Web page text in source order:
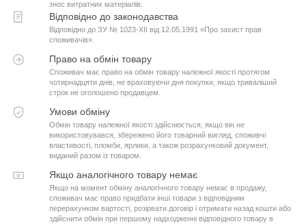
знос витратних матеріалів.
Відповідно до законодавства
Відповідно до ЗУ № 1023-XII від 12.05.1991 «Про захист прав
споживачів».
Право на обмін товару
Споживач має право на обмін товару належної якості протягом
чотирнадцяти днів, не враховуючи дня покупки, якщо триваліший
строк не оголошено продавцем.
Умови обміну
Обмін товару належної якості здійснюється, якщо він не
використовувався, збережено його товарний вигляд, споживчі
властивості, пломби, ярлики, а також розрахунковий документ,
виданий разом із товаром.
Якщо аналогічного товару немає
Якщо на момент обміну аналогічного товару немає в продажу,
споживач має право придбати інші товари з відповідним
перерахунком вартості, розірвати договір і отримати назад кошти або
здійснити обмін при першому надходженні відповідного товару в